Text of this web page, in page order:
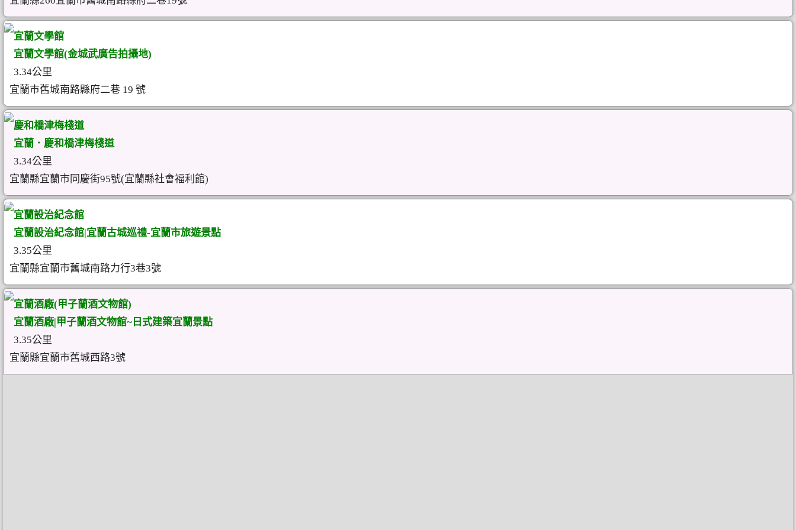
宜蘭文學館
宜蘭文學館(金城武廣告拍攝地)
3.34公里
宜蘭市舊城南路縣府二巷 19 號
慶和橋津梅棧道
宜蘭．慶和橋津梅棧道
3.34公里
宜蘭縣宜蘭市同慶街95號(宜蘭縣社會福利館)
宜蘭設治紀念館
宜蘭設治紀念館|宜蘭古城巡禮-宜蘭市旅遊景點
3.35公里
宜蘭縣宜蘭市舊城南路力行3巷3號
宜蘭酒廠(甲子蘭酒文物館)
宜蘭酒廠|甲子蘭酒文物館~日式建築宜蘭景點
3.35公里
宜蘭縣宜蘭市舊城西路3號